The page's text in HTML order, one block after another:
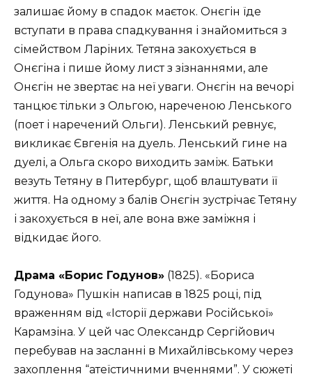
залишає йому в спадок маєток. Онєгін їде
вступати в права спадкування і знайомиться з
сімейством Ларіних. Тетяна закохується в
Онєгіна і пише йому лист з зізнаннями, але
Онєгін не звертає на неї уваги. Онєгін на вечорі
танцює тільки з Ольгою, нареченою Ленського
(поет і наречений Ольги). Ленський ревнує,
викликає Євгенія на дуель. Ленський гине на
дуелі, а Ольга скоро виходить заміж. Батьки
везуть Тетяну в Питербург, щоб влаштувати її
життя. На одному з балів Онєгін зустрічає Тетяну
і закохується в неї, але вона вже заміжня і
відкидає його.
Драма «Борис Годунов» (1825). «Бориса
Годунова» Пушкін написав в 1825 році, під
враженням від «Історії держави Російської»
Карамзіна. У цей час Олександр Сергійович
перебував на засланні в Михайлівському через
захоплення “атеїстичними вченнями”. У сюжеті